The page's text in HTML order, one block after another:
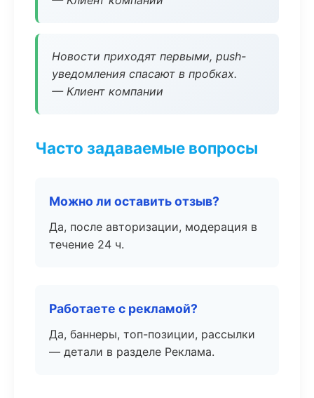
Новости приходят первыми, push-
уведомления спасают в пробках.
— Клиент компании
Часто задаваемые вопросы
Можно ли оставить отзыв?
Да, после авторизации, модерация в
течение 24 ч.
Работаете с рекламой?
Да, баннеры, топ-позиции, рассылки
— детали в разделе Реклама.